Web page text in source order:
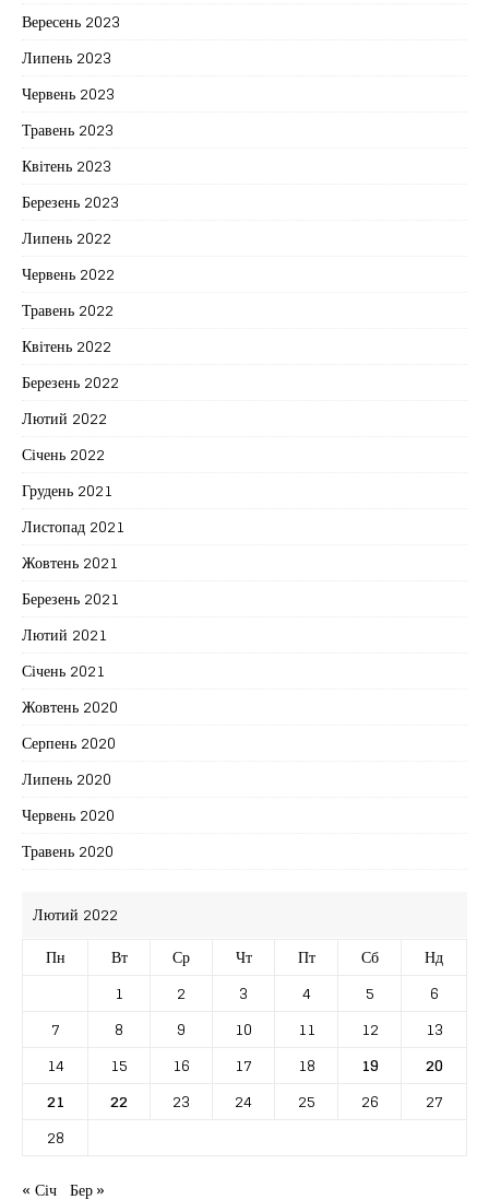
Вересень 2023
Липень 2023
Червень 2023
Травень 2023
Квітень 2023
Березень 2023
Липень 2022
Червень 2022
Травень 2022
Квітень 2022
Березень 2022
Лютий 2022
Січень 2022
Грудень 2021
Листопад 2021
Жовтень 2021
Березень 2021
Лютий 2021
Січень 2021
Жовтень 2020
Серпень 2020
Липень 2020
Червень 2020
Травень 2020
Лютий 2022
Пн
Вт Ср Чт Пт Сб
Нд
1
2 3 4 5
6
7
8 9 10 11 12
13
14
15 16 17 18 19
20
21
22 23 24 25 26
27
28
« Січ Бер »